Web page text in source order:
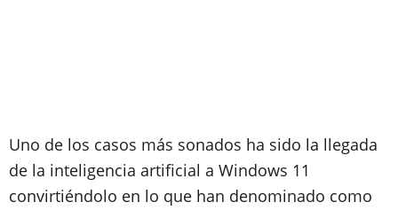
Uno de los casos más sonados ha sido la llegada
de la inteligencia artificial a Windows 11
convirtiéndolo en lo que han denominado como